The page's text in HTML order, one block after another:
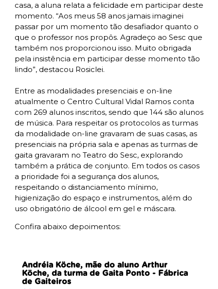
casa, a aluna relata a felicidade em participar deste
momento. “Aos meus 58 anos jamais imaginei
passar por um momento tão desafiador quanto o
que o professor nos propôs. Agradeço ao Sesc que
também nos proporcionou isso. Muito obrigada
pela insistência em participar desse momento tão
lindo”, destacou Rosiclei.
Entre as modalidades presenciais e on-line
atualmente o Centro Cultural Vidal Ramos conta
com 269 alunos inscritos, sendo que 144 são alunos
de música. Para respeitar os protocolos as turmas
da modalidade on-line gravaram de suas casas, as
presenciais na própria sala e apenas as turmas de
gaita gravaram no Teatro do Sesc, explorando
também a prática de conjunto. Em todos os casos
a prioridade foi a segurança dos alunos,
respeitando o distanciamento mínimo,
higienização do espaço e instrumentos, além do
uso obrigatório de álcool em gel e máscara.
Confira abaixo depoimentos:
Andréia Köche, mãe do aluno Arthur
Köche, da turma de Gaita Ponto - Fábrica
de Gaiteiros